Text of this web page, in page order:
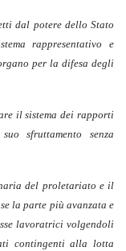
dal potere dello Stato
rappresentativo e
per la difesa degli
il sistema dei rapporti
sfruttamento senza
del proletariato e il
la parte più avanzata e
lavoratrici volgendoli
contingenti alla lotta